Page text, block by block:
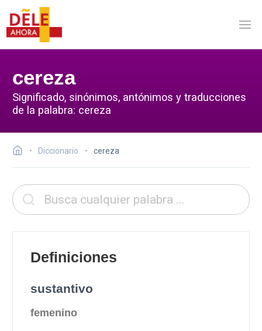
cereza
Significado, sinónimos, antónimos y traducciones
de la palabra: cereza
Diccionario cereza
Definiciones
sustantivo
femenino